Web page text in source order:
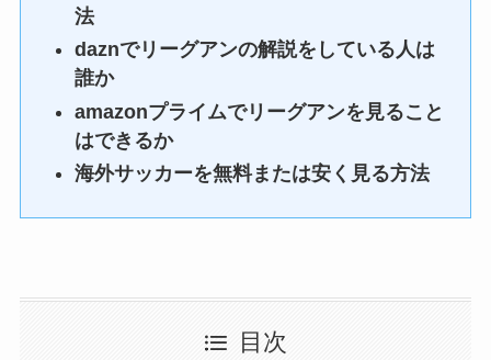
法
daznでリーグアンの解説をしている人は
誰か
amazonプライムでリーグアンを見ること
はできるか
海外サッカーを無料または安く見る方法
目次